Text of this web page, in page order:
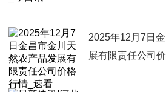
2025年12月7日
展有限责任公司